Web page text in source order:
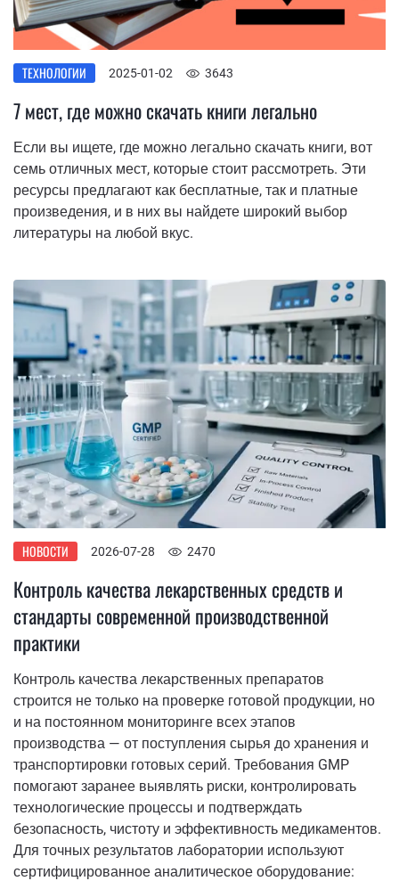
ТЕХНОЛОГИИ 2025-01-02 3643
7 мест, где можно скачать книги легально
Если вы ищете, где можно легально скачать книги, вот
семь отличных мест, которые стоит рассмотреть. Эти
ресурсы предлагают как бесплатные, так и платные
произведения, и в них вы найдете широкий выбор
литературы на любой вкус.
НОВОСТИ 2026-07-28 2470
Контроль качества лекарственных средств и
стандарты современной производственной
практики
Контроль качества лекарственных препаратов
строится не только на проверке готовой продукции, но
и на постоянном мониторинге всех этапов
производства — от поступления сырья до хранения и
транспортировки готовых серий. Требования GMP
помогают заранее выявлять риски, контролировать
технологические процессы и подтверждать
безопасность, чистоту и эффективность медикаментов.
Для точных результатов лаборатории используют
сертифицированное аналитическое оборудование: